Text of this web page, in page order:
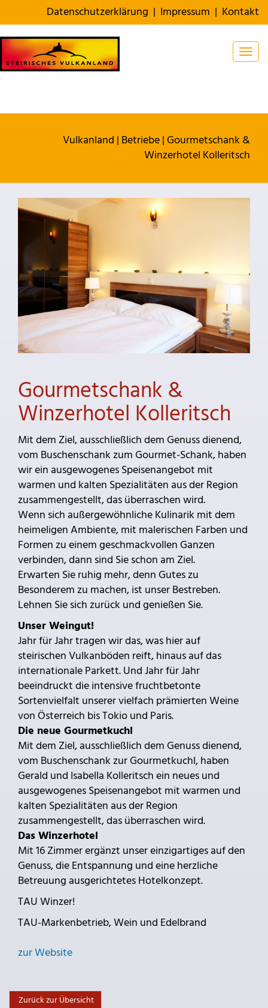
Datenschutzerklärung | Impressum | Kontakt
Vulkanland | Betriebe|Gourmetschank &
Winzerhotel Kolleritsch
Gourmetschank &
Winzerhotel Kolleritsch
Mit dem Ziel, ausschließlich dem Genuss dienend,
vom Buschenschank zum Gourmet-Schank, haben
wir ein ausgewogenes Speisenangebot mit
warmen und kalten Spezialitäten aus der Region
zusammengestellt, das überraschen wird.
Wenn sich außergewöhnliche Kulinarik mit dem
heimeligen Ambiente, mit malerischen Farben und
Formen zu einem geschmackvollen Ganzen
verbinden, dann sind Sie schon am Ziel.
Erwarten Sie ruhig mehr, denn Gutes zu
Besonderem zu machen, ist unser Bestreben.
Lehnen Sie sich zurück und genießen Sie.
Unser Weingut!
Jahr für Jahr tragen wir das, was hier auf
steirischen Vulkanböden reift, hinaus auf das
internationale Parkett. Und Jahr für Jahr
beeindruckt die intensive fruchtbetonte
Sortenvielfalt unserer vielfach prämierten Weine
von Österreich bis Tokio und Paris.
Die neue Gourmetkuchl
Mit dem Ziel, ausschließlich dem Genuss dienend,
vom Buschenschank zur Gourmetkuchl, haben
Gerald und Isabella Kolleritsch ein neues und
ausgewogenes Speisenangebot mit warmen und
kalten Spezialitäten aus der Region
zusammengestellt, das überraschen wird.
Das Winzerhotel
Mit 16 Zimmer ergänzt unser einzigartiges auf den
Genuss, die Entspannung und eine herzliche
Betreuung ausgerichtetes Hotelkonzept.
TAU Winzer!
TAU-Markenbetrieb, Wein und Edelbrand
zur Website
Zurück zur Übersicht